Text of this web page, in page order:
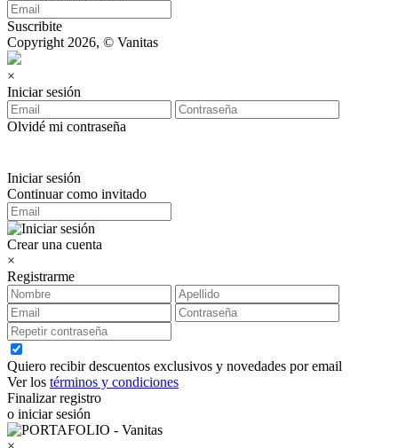
Suscribite
Copyright 2026, © Vanitas
×
Iniciar sesión
Olvidé mi contraseña
Iniciar sesión
Continuar como invitado
Crear una cuenta
×
Registrarme
Quiero recibir descuentos exclusivos y novedades por email
Ver los términos y condiciones
Finalizar registro
o iniciar sesión